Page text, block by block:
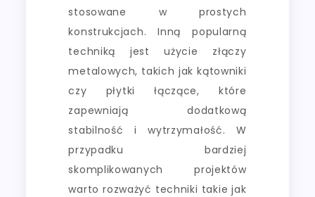
stosowane w prostych
konstrukcjach. Inną popularną
techniką jest użycie złączy
metalowych, takich jak kątowniki
czy płytki łączące, które
zapewniają dodatkową
stabilność i wytrzymałość. W
przypadku bardziej
skomplikowanych projektów
warto rozważyć techniki takie jak